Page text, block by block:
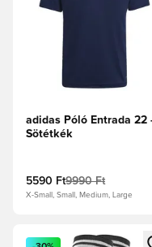
adidas Póló Entrada 22
Sötétkék
5590 Ft9990 Ft
X-Small, Small, Medium, Large
Megnyit egy modált a